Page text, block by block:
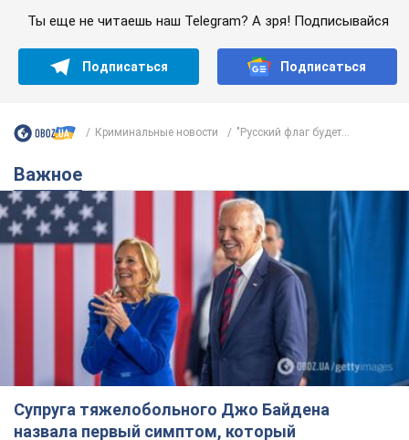
Супруга тяжелобольного Джо Байдена
назвала первый симптом, который
сигнализировал о его "агрессивном" раке
Сначала врачи не обратили на это должного внимания
12,7 т.
Ее убила Россия: умерла 13-летняя
девочка, раненая в результате
российской атаки на Сумскую